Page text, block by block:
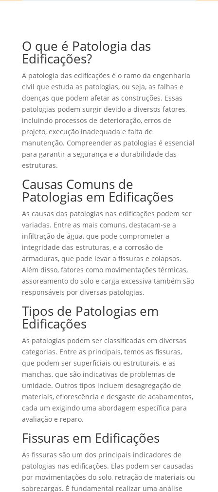
O que é Patologia das
Edificações?
A patologia das edificações é o ramo da engenharia
civil que estuda as patologias, ou seja, as falhas e
doenças que podem afetar as construções. Essas
patologias podem surgir devido a diversos fatores,
incluindo processos de deterioração, erros de
projeto, execução inadequada e falta de
manutenção. Compreender as patologias é essencial
para garantir a segurança e a durabilidade das
estruturas.
Causas Comuns de
Patologias em Edificações
As causas das patologias nas edificações podem ser
variadas. Entre as mais comuns, destacam-se a
infiltração de água, que pode comprometer a
integridade das estruturas, e a corrosão de
armaduras, que pode levar a fissuras e colapsos.
Além disso, fatores como movimentações térmicas,
assoreamento do solo e carga excessiva também são
responsáveis por diversas patologias.
Tipos de Patologias em
Edificações
As patologias podem ser classificadas em diversas
categorias. Entre as principais, temos as fissuras,
que podem ser superficiais ou estruturais, e as
manchas, que são indicativas de problemas de
umidade. Outros tipos incluem desagregação de
materiais, eflorescência e desgaste de acabamentos,
cada um exigindo uma abordagem específica para
avaliação e reparo.
Fissuras em Edificações
As fissuras são um dos principais indicadores de
patologias nas edificações. Elas podem ser causadas
por movimentações do solo, retração de materiais ou
sobrecargas. É fundamental realizar uma análise